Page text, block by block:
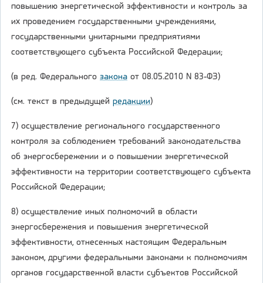
повышению энергетической эффективности и контроль за
их проведением государственными учреждениями,
государственными унитарными предприятиями
соответствующего субъекта Российской Федерации;
(в ред. Федерального закона от 08.05.2010 N 83-ФЗ)
(см. текст в предыдущей редакции)
7) осуществление регионального государственного
контроля за соблюдением требований законодательства
об энергосбережении и о повышении энергетической
эффективности на территории соответствующего субъекта
Российской Федерации;
8) осуществление иных полномочий в области
энергосбережения и повышения энергетической
эффективности, отнесенных настоящим Федеральным
законом, другими федеральными законами к полномочиям
органов государственной власти субъектов Российской